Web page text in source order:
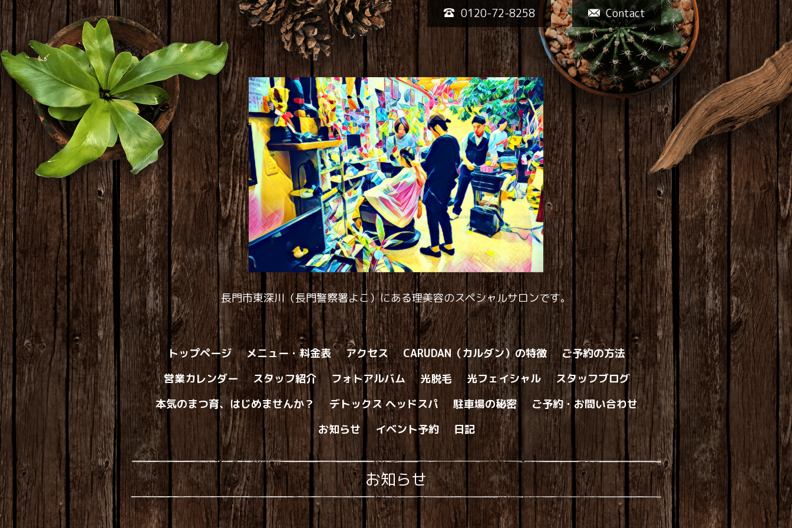
Contact
0120-72-8258
長門市東深川（長門警察署よこ）にある理美容のスペシャルサロンです。
トップページ メニュー・料金表 アクセス CARUDAN（カルダン）の特徴
ご予約の方法
営業カレンダー
スタッフ紹介 フォトアルバム 光脱毛 光フェイシャル
スタッフブログ
本気のまつ育、はじめませんか？
デトックス ヘッドスパ 駐車場の秘密
ご予約・お問い合わせ
お知らせ
イベント予約 日記
お知らせ